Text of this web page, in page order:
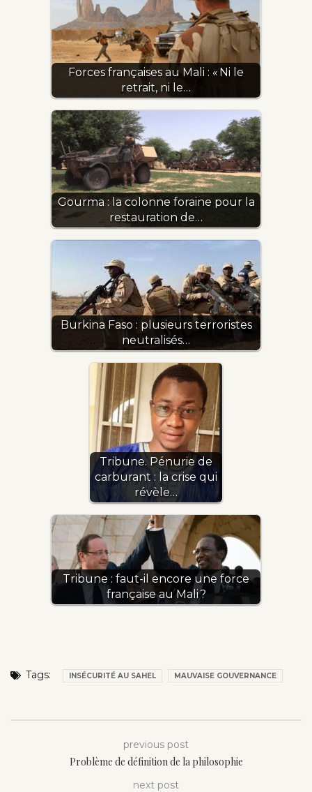
Forces françaises au Mali : « Ni le
retrait, ni le…
Gourma : la colonne foraine pour la
restauration de…
Burkina Faso : plusieurs terroristes
neutralisés…
Tribune. Pénurie de
carburant : la crise qui
révèle…
Tribune : faut-il encore une force
française au Mali ?
Tags: INSÉCURITÉ AU SAHEL MAUVAISE GOUVERNANCE
previous post
Problème de définition de la philosophie
next post